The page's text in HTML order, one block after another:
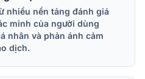
nhiều nền tảng đánh giá
minh của người dùng
nhân và phản ánh cảm
dịch.